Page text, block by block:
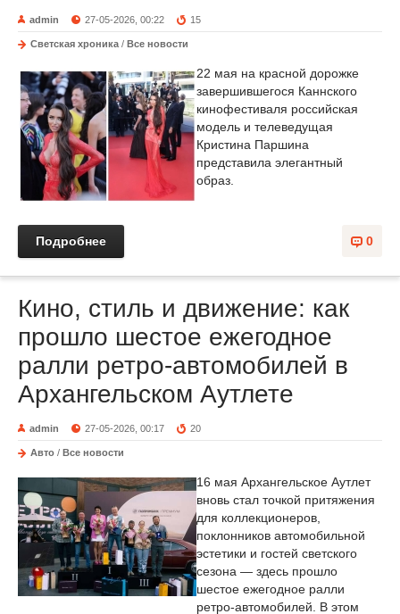
admin 27-05-2026, 00:22 15
Светская хроника / Все новости
22 мая на красной дорожке
завершившегося Каннского
кинофестиваля российская
модель и телеведущая
Кристина Паршина
представила элегантный
образ.
0
Подробнее
Кино, стиль и движение: как
прошло шестое ежегодное
ралли ретро-автомобилей в
Архангельском Аутлете
admin 27-05-2026, 00:17 20
Авто / Все новости
16 мая Архангельское Аутлет
вновь стал точкой притяжения
для коллекционеров,
поклонников автомобильной
эстетики и гостей светского
сезона — здесь прошло
шестое ежегодное ралли
ретро-автомобилей. В этом